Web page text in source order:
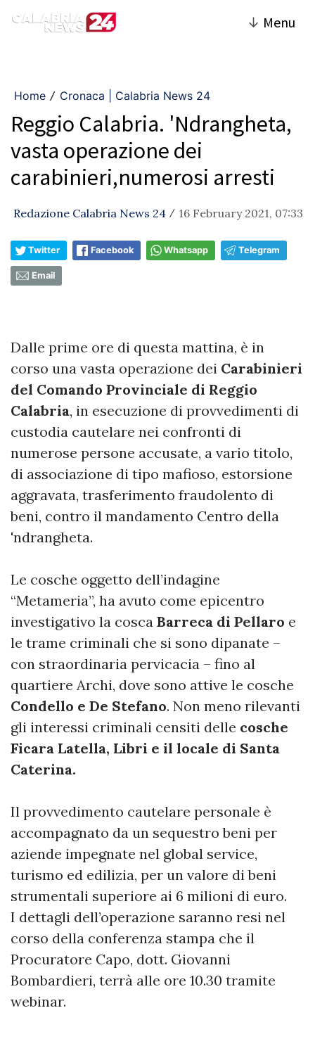
↓ Menu
Home / Cronaca | Calabria News 24
Reggio Calabria. 'Ndrangheta,
vasta operazione dei
carabinieri,numerosi arresti
Redazione Calabria News 24 / 16 February 2021, 07:33
Twitter Facebook Whatsapp Telegram
Email
Dalle prime ore di questa mattina, è in
corso una vasta operazione dei Carabinieri
del Comando Provinciale di Reggio
Calabria, in esecuzione di provvedimenti di
custodia cautelare nei confronti di
numerose persone accusate, a vario titolo,
di associazione di tipo mafioso, estorsione
aggravata, trasferimento fraudolento di
beni, contro il mandamento Centro della
'ndrangheta.
Le cosche oggetto dell’indagine
“Metameria”, ha avuto come epicentro
investigativo la cosca Barreca di Pellaro e
le trame criminali che si sono dipanate –
con straordinaria pervicacia – fino al
quartiere Archi, dove sono attive le cosche
Condello e De Stefano. Non meno rilevanti
gli interessi criminali censiti delle cosche
Ficara Latella, Libri e il locale di Santa
Caterina.
Il provvedimento cautelare personale è
accompagnato da un sequestro beni per
aziende impegnate nel global service,
turismo ed edilizia, per un valore di beni
strumentali superiore ai 6 milioni di euro.
I dettagli dell’operazione saranno resi nel
corso della conferenza stampa che il
Procuratore Capo, dott. Giovanni
Bombardieri, terrà alle ore 10.30 tramite
webinar.